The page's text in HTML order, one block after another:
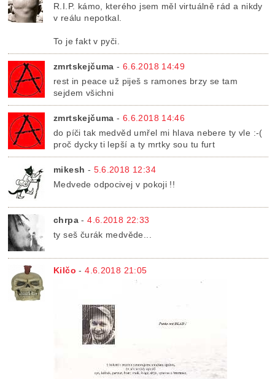
R.I.P. kámo, kterého jsem měl virtuálně rád a nikdy
v reálu nepotkal.
To je fakt v pyči.
zmrtskejčuma - 6.6.2018 14:49
rest in peace už piješ s ramones brzy se tam
sejdem všichni
zmrtskejčuma - 6.6.2018 14:46
do píči tak medvěd umřel mi hlava nebere ty vle :-(
proč dycky ti lepší a ty mrtky sou tu furt
mikesh - 5.6.2018 12:34
Medvede odpocivej v pokoji !!
chrpa -4.6.2018 22:33
ty seš čurák medvěde...
Kilčo -4.6.2018 21:05